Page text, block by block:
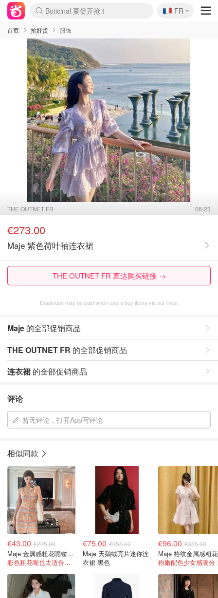
4折！lulu周四疯狂上新
还没结束！&OtherStories大促
Joybuy变相75折 随时失效
速领！Stanley独家85折
疑似霸哥！Camper额外叠85折
Zalando 奥莱闪促！每日更新
Moncler反季囤！5折起+叠9折
Coach Brooklyn仅€192
🇫🇷
FR
首页 抢好货 服饰
THE OUTNET FR 06-23
€273.00
Maje 紫色荷叶袖连衣裙
THE OUTNET FR 直达购买链接 →
Dealmoon may be paid when users buy items via our links.
Maje 的全部促销商品
THE OUTNET FR 的全部促销商品
连衣裙 的全部促销商品
评论
暂无评论，打开App写评论
相似同款
€43.00 €275.00
Maje 金属感粗花呢镂空连衣裙
彩色粗花呢也太适合夏天了吧~
€75.00 €355.00
Maje 天鹅绒亮片迷你连
衣裙 黑色
€96.00 €355.00
粉嫩配色少女感满分